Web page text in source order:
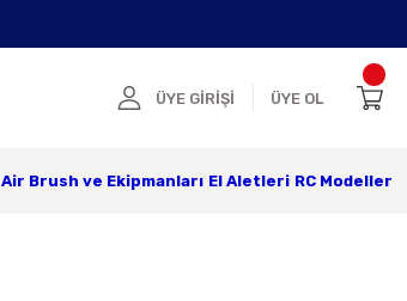
ÜYE GİRİŞİ ÜYE OL
Air Brush ve Ekipmanları El Aletleri RC Modeller